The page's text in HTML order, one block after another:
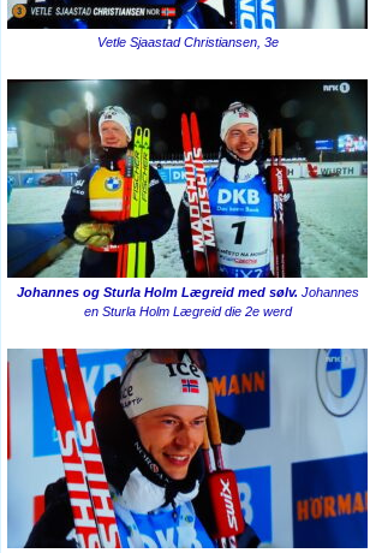
Vetle Sjaastad Christiansen, 3e
Johannes og Sturla Holm Lægreid med sølv. Johannes
en Sturla Holm Lægreid die 2e werd